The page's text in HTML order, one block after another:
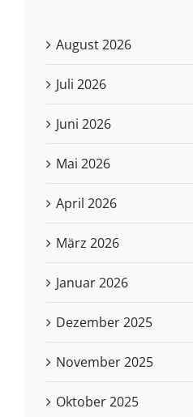
August 2026
Juli 2026
Juni 2026
Mai 2026
April 2026
März 2026
Januar 2026
Dezember 2025
November 2025
Oktober 2025